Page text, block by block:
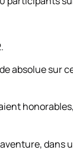
absolue sur